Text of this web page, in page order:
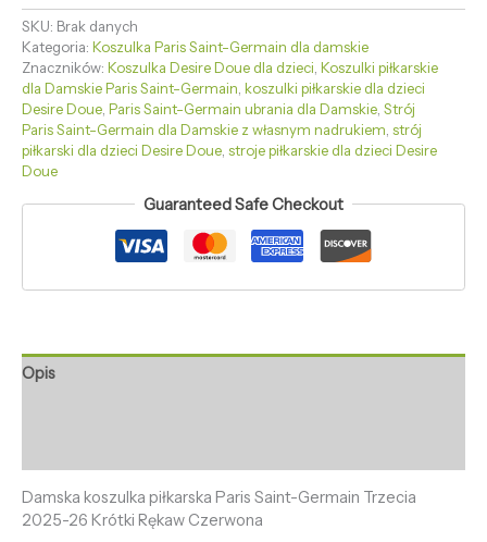
SKU: Brak danych
Kategoria: Koszulka Paris Saint-Germain dla damskie
Znaczników: Koszulka Desire Doue dla dzieci, Koszulki piłkarskie
dla Damskie Paris Saint-Germain, koszulki piłkarskie dla dzieci
Desire Doue, Paris Saint-Germain ubrania dla Damskie, Strój
Paris Saint-Germain dla Damskie z własnym nadrukiem, strój
piłkarski dla dzieci Desire Doue, stroje piłkarskie dla dzieci Desire
Doue
Guaranteed Safe Checkout
Opis
Damska koszulka piłkarska Paris Saint-Germain Trzecia
2025-26 Krótki Rękaw Czerwona